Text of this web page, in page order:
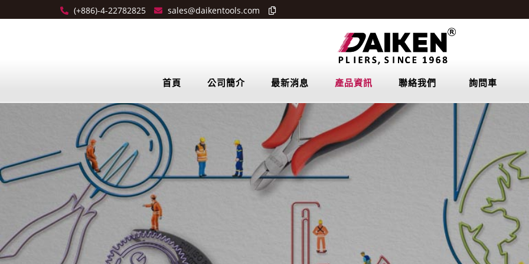
(+886)-4-22782825 sales@daikentools.com
首頁 公司簡介 最新消息 產品資訊 聯絡我們 詢問車